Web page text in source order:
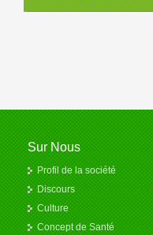
Sur Nous
Profil de la société
Discours
Culture
Concept de Santé